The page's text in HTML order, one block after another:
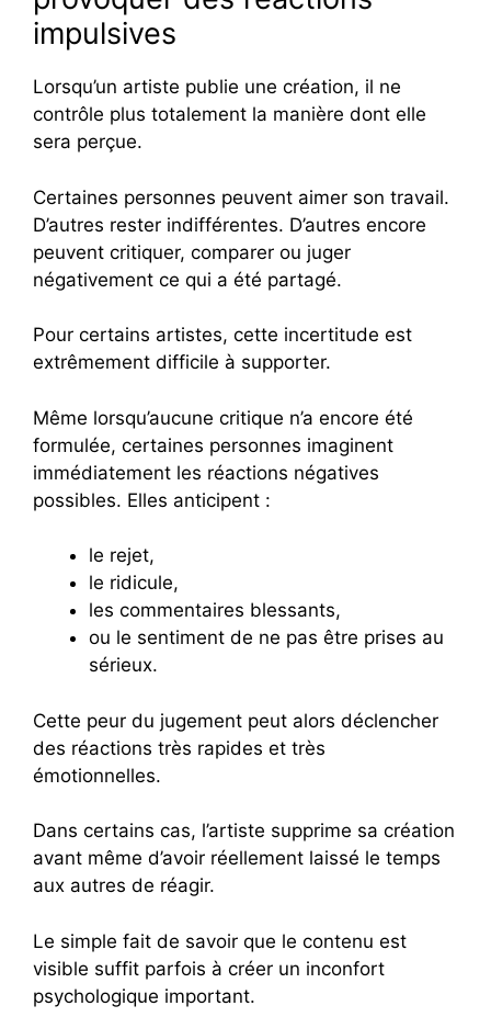
impulsives
Lorsqu’un artiste publie une création, il ne
contrôle plus totalement la manière dont elle
sera perçue.
Certaines personnes peuvent aimer son travail.
D’autres rester indifférentes. D’autres encore
peuvent critiquer, comparer ou juger
négativement ce qui a été partagé.
Pour certains artistes, cette incertitude est
extrêmement difficile à supporter.
Même lorsqu’aucune critique n’a encore été
formulée, certaines personnes imaginent
immédiatement les réactions négatives
possibles. Elles anticipent :
le rejet,
le ridicule,
les commentaires blessants,
ou le sentiment de ne pas être prises au
sérieux.
Cette peur du jugement peut alors déclencher
des réactions très rapides et très
émotionnelles.
Dans certains cas, l’artiste supprime sa création
avant même d’avoir réellement laissé le temps
aux autres de réagir.
Le simple fait de savoir que le contenu est
visible suffit parfois à créer un inconfort
psychologique important.